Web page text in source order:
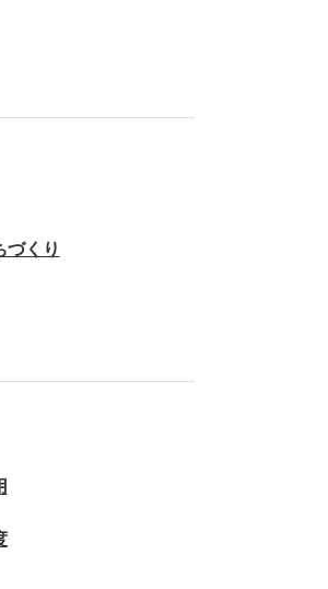
づくり